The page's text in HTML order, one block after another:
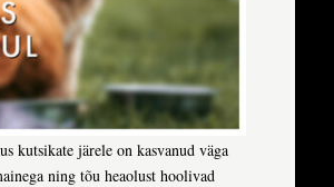
kutsikate järele on kasvanud väga
ning tõu heaolust hoolivad